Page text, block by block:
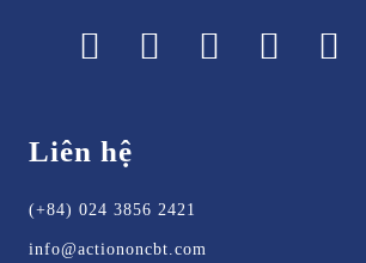
Liên hệ
(+84) 024 3856 2421
info@actiononcbt.com